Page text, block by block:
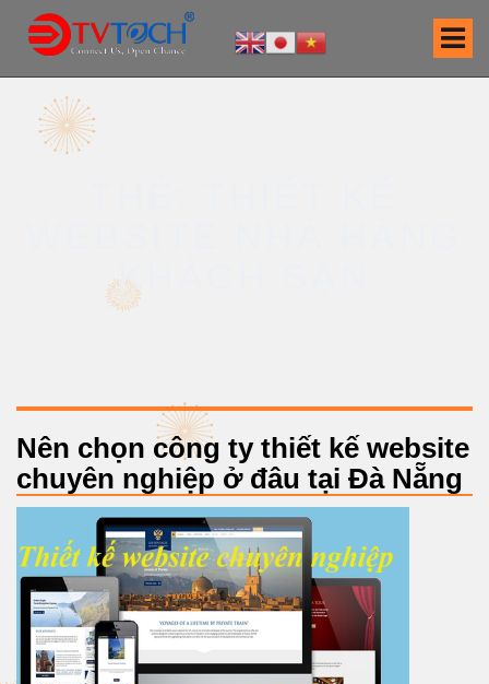
KHÁCH SẠN
Nên chọn công ty thiết kế website
chuyên nghiệp ở đâu tại Đà Nẵng